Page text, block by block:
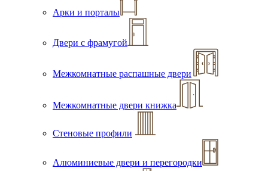
Арки и порталы
Двери с фрамугой
Межкомнатные распашные двери
Межкомнатные двери книжка
Стеновые профили
Алюминиевые двери и перегородки